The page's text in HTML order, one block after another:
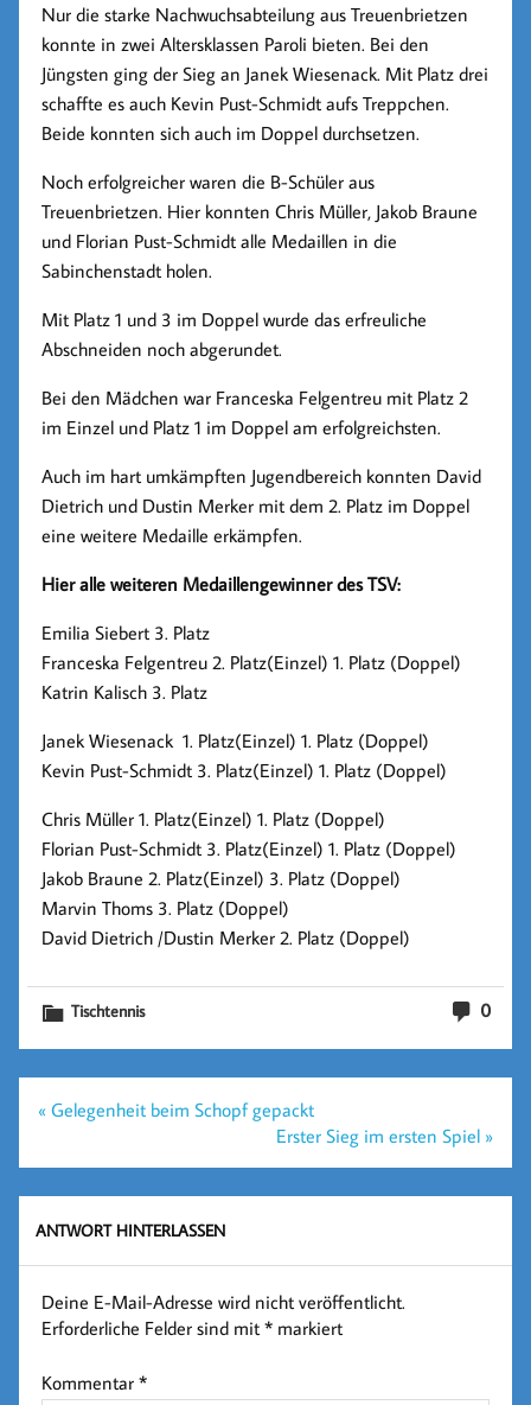
Nur die starke Nachwuchsabteilung aus Treuenbrietzen
konnte in zwei Altersklassen Paroli bieten. Bei den
Jüngsten ging der Sieg an Janek Wiesenack. Mit Platz drei
schaffte es auch Kevin Pust-Schmidt aufs Treppchen.
Beide konnten sich auch im Doppel durchsetzen.
Noch erfolgreicher waren die B-Schüler aus
Treuenbrietzen. Hier konnten Chris Müller, Jakob Braune
und Florian Pust-Schmidt alle Medaillen in die
Sabinchenstadt holen.
Mit Platz 1 und 3 im Doppel wurde das erfreuliche
Abschneiden noch abgerundet.
Bei den Mädchen war Franceska Felgentreu mit Platz 2
im Einzel und Platz 1 im Doppel am erfolgreichsten.
Auch im hart umkämpften Jugendbereich konnten David
Dietrich und Dustin Merker mit dem 2. Platz im Doppel
eine weitere Medaille erkämpfen.
Hier alle weiteren Medaillengewinner des TSV:
Emilia Siebert 3. Platz
Franceska Felgentreu 2. Platz(Einzel) 1. Platz (Doppel)
Katrin Kalisch 3. Platz
Janek Wiesenack 1. Platz(Einzel) 1. Platz (Doppel)
Kevin Pust-Schmidt 3. Platz(Einzel) 1. Platz (Doppel)
Chris Müller 1. Platz(Einzel) 1. Platz (Doppel)
Florian Pust-Schmidt 3. Platz(Einzel) 1. Platz (Doppel)
Jakob Braune 2. Platz(Einzel) 3. Platz (Doppel)
Marvin Thoms 3. Platz (Doppel)
David Dietrich /Dustin Merker 2. Platz (Doppel)
0
Tischtennis
Beitragsnavigation
« Gelegenheit beim Schopf gepackt
Erster Sieg im ersten Spiel »
ANTWORT HINTERLASSEN
Deine E-Mail-Adresse wird nicht veröffentlicht.
Erforderliche Felder sind mit* markiert
Kommentar*